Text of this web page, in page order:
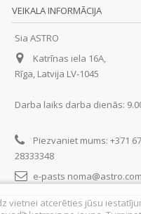
VEIKALA INFORMĀCIJA
Sia ASTRO
Katrīnas iela 16A,
Rīga, Latvija LV-1045
Darba laiks darba dienās:
Piezvaniet mums: +371
28333348
e-pasts
vietnei atcerēties jūsu